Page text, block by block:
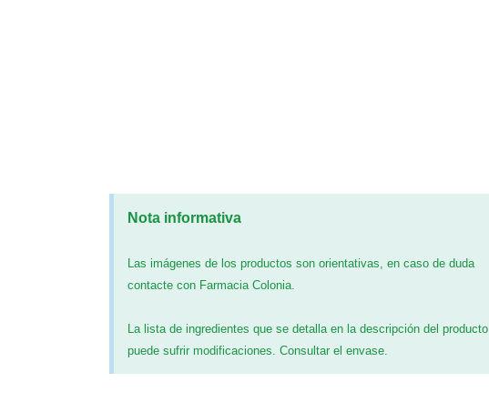
Nota informativa
Las imágenes de los productos son orientativas, en caso de duda
contacte con Farmacia Colonia.
La lista de ingredientes que se detalla en la descripción del producto
puede sufrir modificaciones. Consultar el envase.